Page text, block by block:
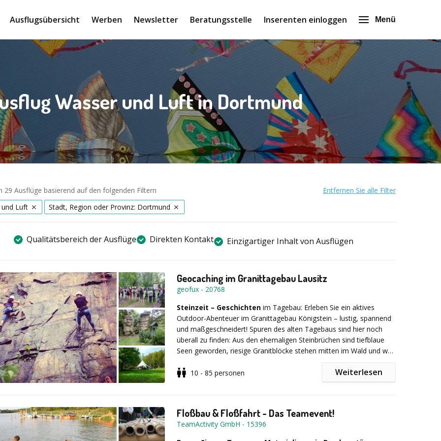
Ausflugsübersicht Werben Newsletter Beratungsstelle Inserenten einloggen Menü
Wasser und Luft in Dortmund
29 Ausflüge basierend auf den folgenden Filtern
Entfernen Sie alle Filter
und Luft
Stadt, Region oder Provinz: Dortmund
Qualitätsbereich der Ausflüge Direkten Kontakt Einzigartiger Inhalt von Ausflügen
Geocaching im Granittagebau Lausitz
geofux - 20768
Steinzeit – Geschichten im Tagebau: Erleben Sie ein aktives
Outdoor-Abenteuer im Granittagebau Königstein – lustig, spannend
und maßgeschneidert! Spuren des alten Tagebaus sind hier noch
überall zu finden: Aus den ehemaligen Steinbrüchen sind tiefblaue
Seen geworden, riesige Granitblöcke stehen mitten im Wald und wer
Schießpulver für den Sprengstoff. Dabei stoßen Sie auf alte
bilden!
Freizeitaktivität, Incentive-Veranstaltung oder Outdoor-Trainingstag.
Es können verschiedene interaktive Übungen und Gruppenspiele
integriert werden, darunter Klettern und Abseilen.
10 - 85 personen Weiterlesen
Floßbau & Floßfahrt - Das Teamevent!
TeamActivity GmbH - 15396